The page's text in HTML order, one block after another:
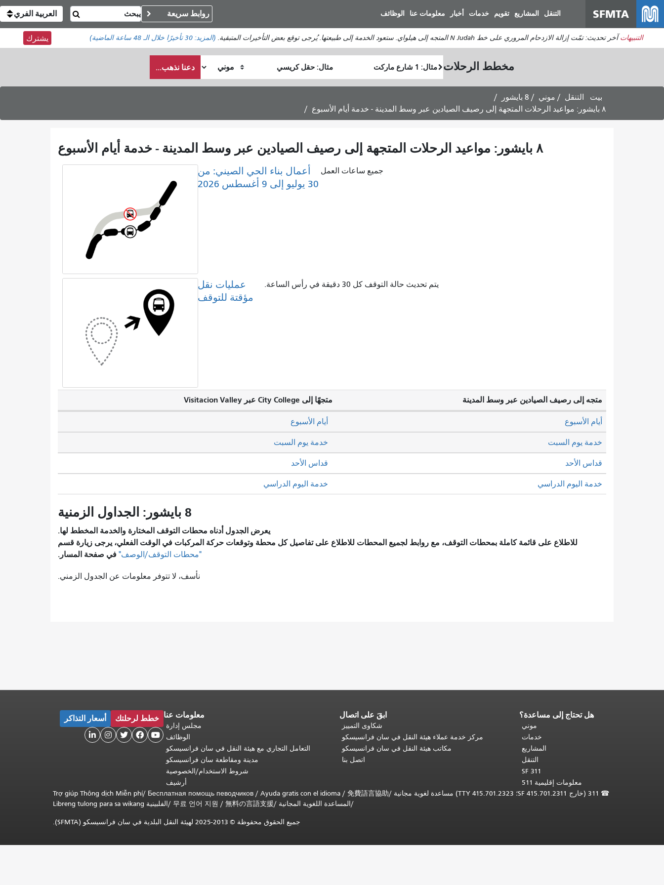
المحتوى
الرئيسي
SFMTA التنقل المشاريع تقويم خدمات أخبار معلومات عنا الوظائف روابط سريعة العربية الفري
التنبيهات آخر تحديث: تمّت إزالة الازدحام المروري على خط N Judah المتجه إلى هيلواي. ستعود الخدمة إلى طبيعتها. يُرجى توقع بعض التأخيرات المتبقية. (المزيد:30 تأخيرًا خلال الـ 48 ساعة الماضية) يشترك
مخطط الرحلات
البداية
النهاية
كيف
أرغب
دعنا نذهب...
بيت التنقل موني
8 بايشور
٨ بايشور: مواعيد الرحلات المتجهة إلى رصيف الصيادين عبر وسط المدينة - خدمة أيام الأسبوع
٨ بايشور: مواعيد الرحلات المتجهة إلى رصيف الصيادين عبر وسط المدينة - خدمة أيام الأسبوع
أعمال بناء الحي الصيني: من
30 يوليو إلى 9 أغسطس 2026
جميع ساعات العمل
عمليات نقل
مؤقتة للتوقف
يتم تحديث حالة التوقف كل 30 دقيقة في رأس الساعة.
متجه إلى رصيف الصيادين عبر وسط المدينة متجهًا إلى City College عبر Visitacion Valley
خدمة يوم السبت خدمة يوم السبت
قداس الأحد قداس الأحد
أيام الأسبوع أيام الأسبوع
خدمة اليوم الدراسي خدمة اليوم الدراسي
8 بايشور: الجداول الزمنية
يعرض الجدول أدناه محطات التوقف المختارة والخدمة المخطط لها.
للاطلاع على قائمة كاملة بمحطات التوقف، مع روابط لجميع المحطات للاطلاع على تفاصيل كل محطة وتوقعات حركة المركبات في الوقت الفعلي، يرجى زيارة قسم
"محطات التوقف/الوصف" في صفحة المسار.
نأسف، لا تتوفر معلومات عن الجدول الزمني.
كل
هل تحتاج إلى مساعدة؟
موني
خدمات
المشاريع
التنقل
SF 311
معلومات إقليمية 511
ابقَ على اتصال
شكاوى التمييز
مركز خدمة عملاء هيئة النقل في سان فرانسيسكو
مكاتب هيئة النقل في سان فرانسيسكو
اتصل بنا
معلومات عنا
مجلس إدارة
الوظائف
التعامل التجاري مع هيئة النقل في سان فرانسيسكو
مدينة ومقاطعة سان فرانسيسكو
شروط الاستخدام/الخصوصية
أرشيف
خطط لرحلتك أسعار التذاكر





☎
免費語言協助
/
Ayuda gratis con el idioma
/
Бесплатная помощь певодчиков
/
Trợ giúp Thông dịch Miễn phí
/المساعدة اللغوية المجانية /
無料の言語支援
/
무료 언어 지원
/Libreng tulong para sa wikang الفلبينية
جميع الحقوق محفوظة © 2013-2025 لهيئة النقل البلدية في سان فرانسيسكو (SFMTA).